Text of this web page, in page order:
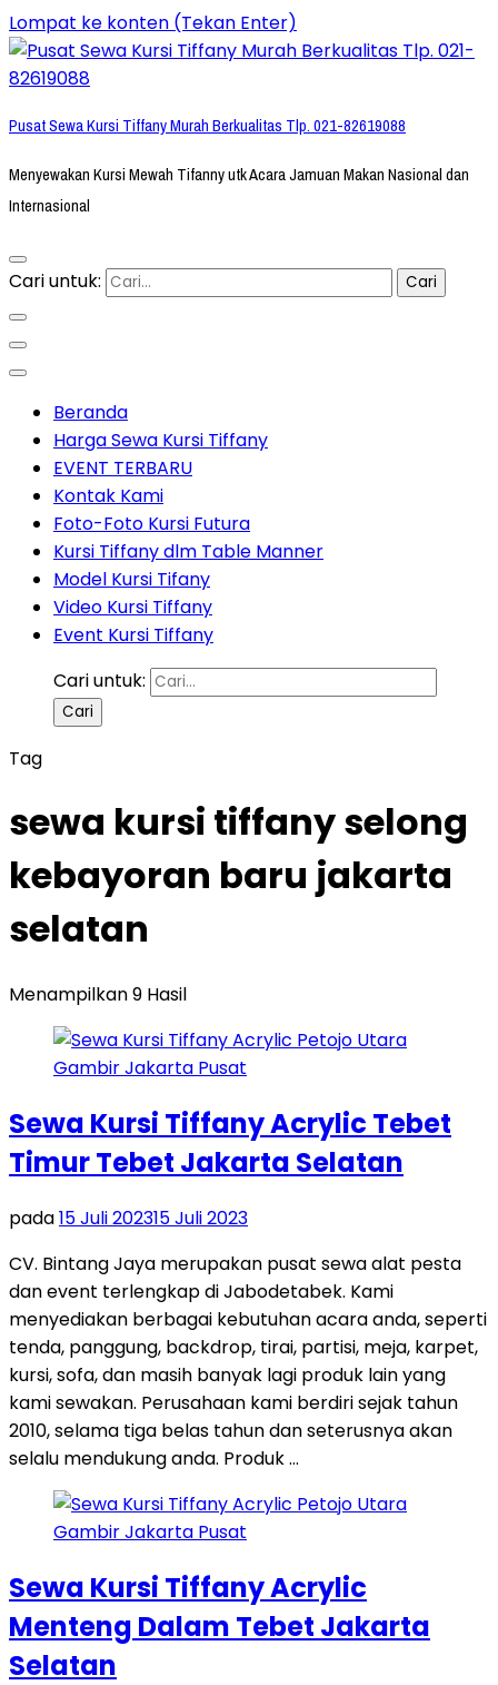
Lompat ke konten (Tekan Enter)
Pusat Sewa Kursi Tiffany Murah Berkualitas Tlp. 021-82619088
Menyewakan Kursi Mewah Tifanny utk Acara Jamuan Makan Nasional dan
Internasional
Cari untuk:
Beranda
Harga Sewa Kursi Tiffany
EVENT TERBARU
Kontak Kami
Foto-Foto Kursi Futura
Kursi Tiffany dlm Table Manner
Model Kursi Tifany
Video Kursi Tiffany
Event Kursi Tiffany
Cari untuk:
Tag
sewa kursi tiffany selong
kebayoran baru jakarta
selatan
Menampilkan 9 Hasil
Sewa Kursi Tiffany Acrylic Tebet
Timur Tebet Jakarta Selatan
pada15 Juli 202315 Juli 2023
CV. Bintang Jaya merupakan pusat sewa alat pesta
dan event terlengkap di Jabodetabek. Kami
menyediakan berbagai kebutuhan acara anda, seperti
tenda, panggung, backdrop, tirai, partisi, meja, karpet,
kursi, sofa, dan masih banyak lagi produk lain yang
kami sewakan. Perusahaan kami berdiri sejak tahun
2010, selama tiga belas tahun dan seterusnya akan
selalu mendukung anda. Produk …
Sewa Kursi Tiffany Acrylic
Menteng Dalam Tebet Jakarta
Selatan